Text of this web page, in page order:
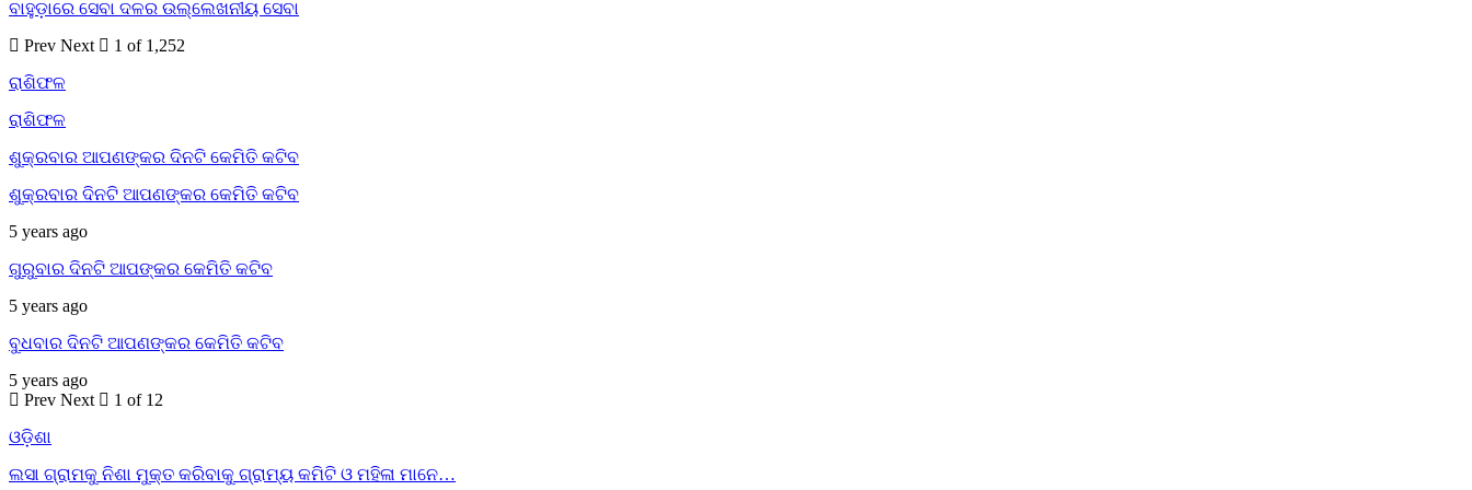
ବାହୁଡ଼ାରେ ସେବା ଦଳର ଉଲ୍ଲେଖନୀୟ ସେବା
Prev Next
1 of 1,252
ରାଶିଫଳ
ରାଶିଫଳ
ଶୁକ୍ରବାର ଆପଣଙ୍କର ଦିନଟି କେମିତି କଟିବ
ଶୁକ୍ରବାର ଦିନଟି ଆପଣଙ୍କର କେମିତି କଟିବ
5 years ago
ଗୁରୁବାର ଦିନଟି ଆପଙ୍କର କେମିତି କଟିବ
5 years ago
ବୁଧବାର ଦିନଟି ଆପଣଙ୍କର କେମିତି କଟିବ
5 years ago
Prev Next
1 of 12
ଓଡ଼ିଶା
ଲସା ଗ୍ରାମକୁ ନିଶା ମୁକ୍ତ କରିବାକୁ ଗ୍ରାମ୍ୟ କମିଟି ଓ ମହିଳା ମାନେ…